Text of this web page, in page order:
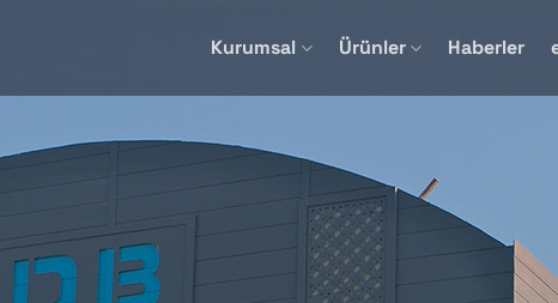
Kurumsal Ürünler Haberler